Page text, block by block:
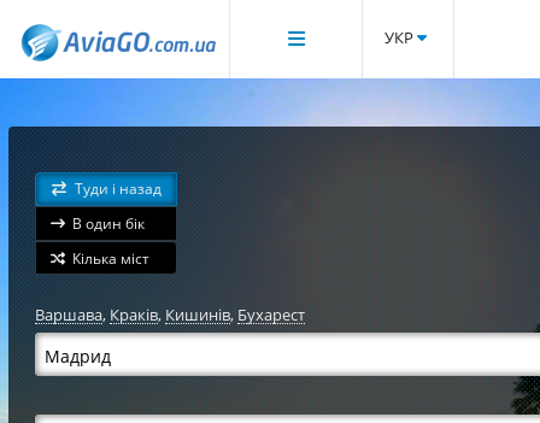
УКР
Туди і назад
В один бік
Кілька міст
Варшава, Краків, Кишинів, Бухарест